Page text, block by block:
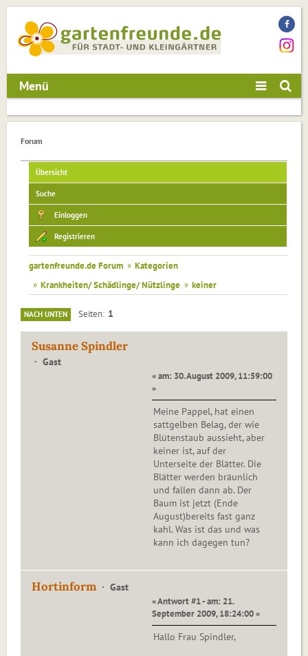
Menü
Forum
Übersicht
Suche
Einloggen
Registrieren
gartenfreunde.de Forum » Kategorien
» Krankheiten/ Schädlinge/ Nützlinge » keiner
NACH UNTEN Seiten 1
Susanne Spindler
Gast
« am: 30. August 2009, 11:59:00
»
Meine Pappel, hat einen
sattgelben Belag, der wie
Blütenstaub aussieht, aber
keiner ist, auf der
Unterseite der Blätter. Die
Blätter werden bräunlich
und fallen dann ab. Der
Baum ist jetzt (Ende
August)bereits fast ganz
kahl. Was ist das und was
kann ich dagegen tun?
Hortinform Gast
« Antwort #1 - am: 21.
September 2009, 18:24:00 »
Hallo Frau Spindler,